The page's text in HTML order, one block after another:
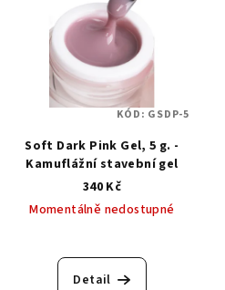
Soft Dark Pink Gel, 5 g. -
Kamuflážní stavební gel
340 Kč
Momentálně nedostupné
Detail
KÓD: GSDP-5